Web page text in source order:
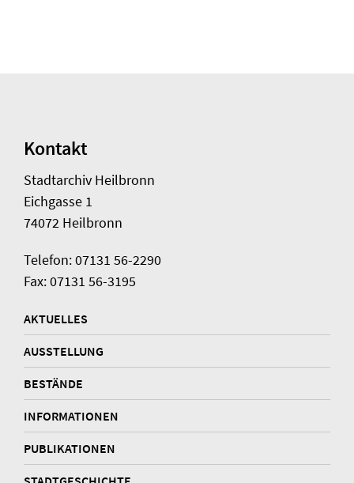
Kontakt
Stadtarchiv Heilbronn
Eichgasse 1
74072 Heilbronn
Telefon: 07131 56-2290
Fax: 07131 56-3195
AKTUELLES
AUSSTELLUNG
BESTÄNDE
INFORMATIONEN
PUBLIKATIONEN